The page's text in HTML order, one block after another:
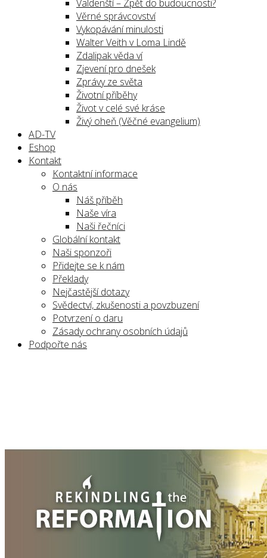
Valdenští – Zpět do budoucnosti?
Věrné správcovství
Vykopávání minulosti
Walter Veith v Loma Lindě
Zdalipak věda ví
Zjevení pro dnešek
Zprávy ze světa
Životní příběhy
Život v celé své kráse
Živý oheň (Věčné evangelium)
AD-TV
Eshop
Kontakt
Kontaktní informace
O nás
Náš příběh
Naše víra
Naši řečníci
Globální kontakt
Naši sponzoři
Přidejte se k nám
Překlady
Nejčastější dotazy
Svědectví, zkušenosti a povzbuzení
Potvrzení o daru
Zásady ochrany osobních údajů
Podpořte nás